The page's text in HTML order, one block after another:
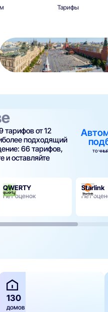
Тарифы
тарифов от 12
подходящий
66 тарифов,
и оставляйте
QWERTY
Нет оценок
Starlink
Нет
130
домов